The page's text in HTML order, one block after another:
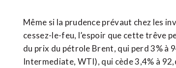
Même si la prudence prévaut chez les
cessez-le-feu, l’espoir que cette trêve
du prix du pétrole Brent, qui perd 3% à
Intermediate, WTI), qui cède 3,4% à